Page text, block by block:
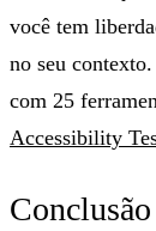
você tem
no seu
com 25
Accessibility
Conclusão